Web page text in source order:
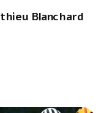
Blanchard